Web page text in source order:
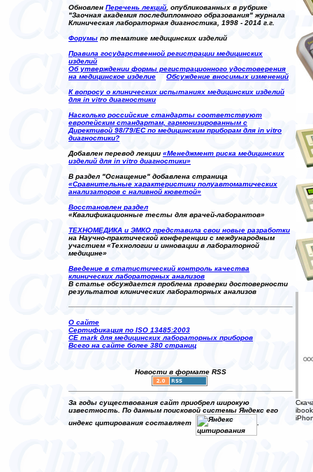
Обновлен Перечень лекций, опубликованных в рубрике
"Заочная академия последипломного образования" журнала
Клиническая лабораторная диагностика, 1998 - 2014 г.г.
Форумы по тематике медицинских изделий
Правила государственной регистрации медицинских
изделий
Об утверждении формы регистрационного удостоверения
на медицинское изделие
Обсуждение вносимых изменений
К вопросу о клинических испытаниях медицинских изделий
для in vitro диагностики
Насколько российские стандарты соответствуют
европейским стандартам, гармонизированным с
Директивой 98/79/EC по медицинским приборам для in vitro
диагностики?
Добавлен перевод лекции «Менеджмент риска медицинских
изделий для in vitro диагностики»
В раздел "Оснащение" добавлена страница
«Сравнительные характеристики полуавтоматических
анализаторов с наливной кюветой»
Восстановлен раздел
«Квалификационные тесты для врачей-лаборантов»
ТЕХНОМЕДИКА и ЭМКО представила свои новые разработки
на Научно-практической конференции с международным
участием «Технологии и инновации в лабораторной
медицине»
Введение в статистический контроль качества
клинических лабораторных анализов
В статье обсуждается проблема проверки достоверности
результатов клинических лабораторных анализов
О сайте
Сертификация по ISO 13485:2003
CE mark для медицинских лабораторных приборов
Всего на сайте более 380 страниц
Новости в формате RSS
За годы существования сайт приобрел широкую
известность. По данным поисковой системы Яндекс его
индекс цитирования составляет